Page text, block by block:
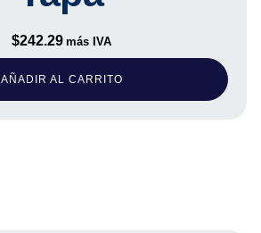
$242.29 más IVA
AÑADIR AL CARRITO